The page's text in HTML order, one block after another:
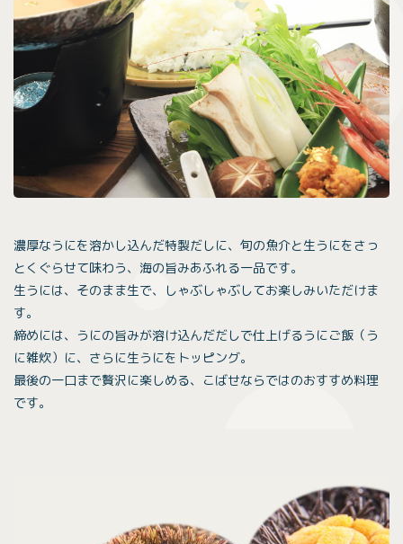
濃厚なうにを溶かし込んだ特製だしに、旬の魚介と生うにをさっ
とくぐらせて味わう、海の旨みあふれる一品です。
生うには、そのまま生で、しゃぶしゃぶしてお楽しみいただけま
す。
締めには、うにの旨みが溶け込んだだしで仕上げるうにご飯（う
に雑炊）に、さらに生うにをトッピング。
最後の一口まで贅沢に楽しめる、こばせならではのおすすめ料理
です。